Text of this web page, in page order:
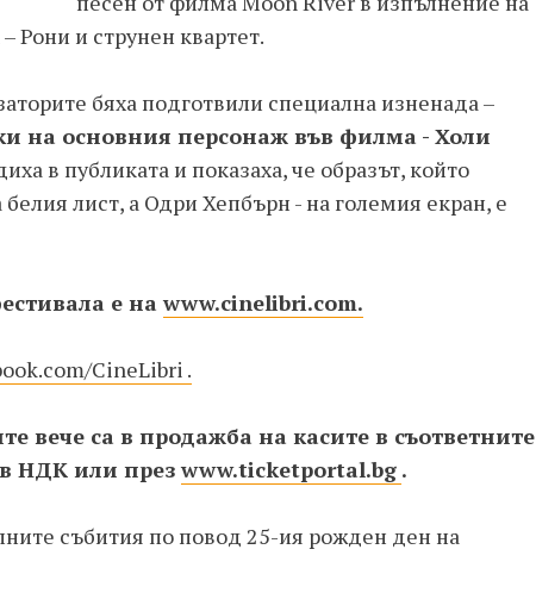
Рони и струнен квартет.
бяха подготвили специална изненада –
на основния персонаж във филма - Холи
в публиката и показаха, че образът, който
лист, а Одри Хепбърн - на големия екран, е
е наwww.cinelibri.com.
CineLibri .
вече са в продажба на касите в съответните
НДК или презwww.ticketportal.bg .
събития по повод 25-ия рожден ден на